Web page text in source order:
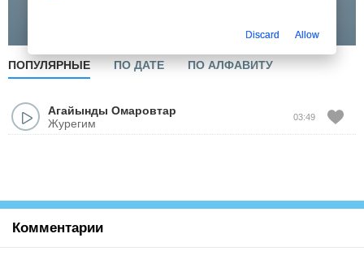
ПОПУЛЯРНЫЕ ПО ДАТЕ ПО АЛФАВИТУ
Агайынды Омаровтар
Журегим
03:49
Комментарии
Discard Allow